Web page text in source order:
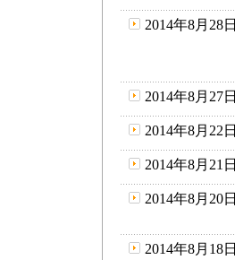
2014年8月28日
2014年8月27日
2014年8月22日
2014年8月21日
2014年8月20日
2014年8月18日